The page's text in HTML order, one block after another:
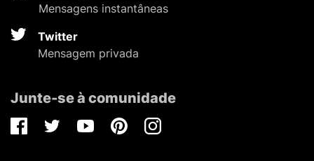
Mensagens instantâneas
Twitter
Mensagem privada
Junte-se à comunidade
FacebookTwitterYoutubePinterestInstagram